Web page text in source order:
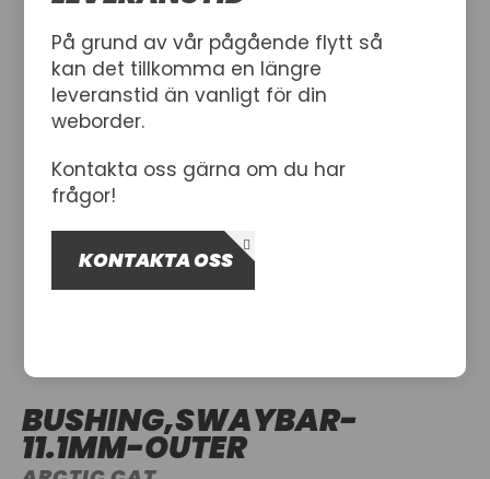
BUSHING,SWAYBAR-
11.1MM-OUTER
På grund av vår pågående flytt så
kan det tillkomma en längre
leveranstid än vanligt för din
weborder.
Kontakta oss gärna om du har
frågor!
KONTAKTA OSS